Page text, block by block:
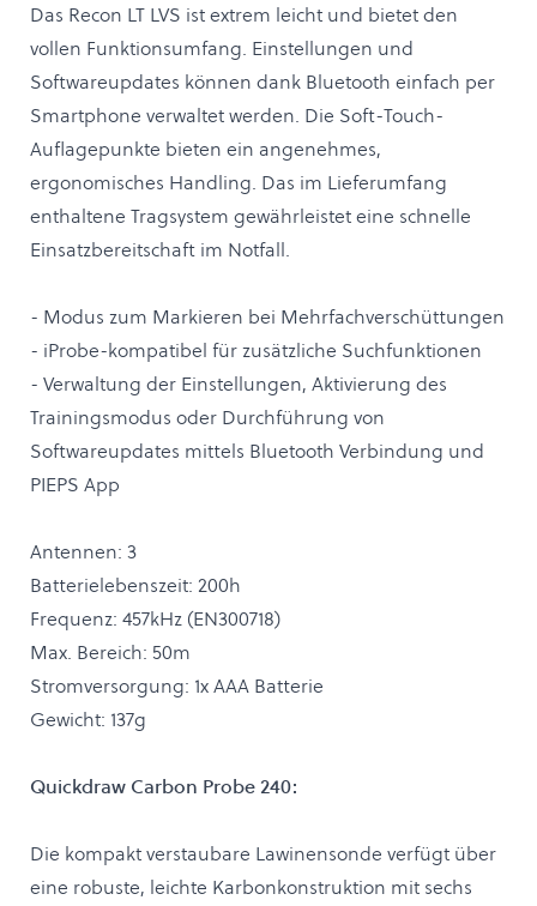
Das Recon LT LVS ist extrem leicht und bietet den
vollen Funktionsumfang. Einstellungen und
Softwareupdates können dank Bluetooth einfach per
Smartphone verwaltet werden. Die Soft-Touch-
Auflagepunkte bieten ein angenehmes,
ergonomisches Handling. Das im Lieferumfang
enthaltene Tragsystem gewährleistet eine schnelle
Einsatzbereitschaft im Notfall.
- Modus zum Markieren bei Mehrfachverschüttungen
- iProbe-kompatibel für zusätzliche Suchfunktionen
- Verwaltung der Einstellungen, Aktivierung des
Trainingsmodus oder Durchführung von
Softwareupdates mittels Bluetooth Verbindung und
PIEPS App
Antennen: 3
Batterielebenszeit: 200h
Frequenz: 457kHz (EN300718)
Max. Bereich: 50m
Stromversorgung: 1x AAA Batterie
Gewicht: 137g
Quickdraw Carbon Probe 240:
Die kompakt verstaubare Lawinensonde verfügt über
eine robuste, leichte Karbonkonstruktion mit sechs